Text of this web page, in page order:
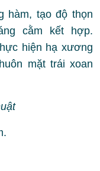
hàm, tạo độ thọn
cằm kết hợp.
hiện hạ xương
mặt trái xoan